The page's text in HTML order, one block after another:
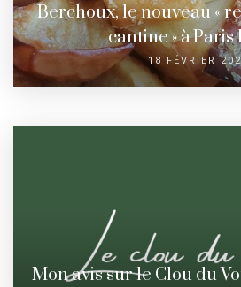
Berchoux, le nouveau «
cantine » à Paris
18 FÉVRIER
Mon avis sur le Clou du